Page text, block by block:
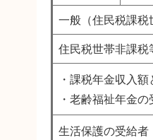
一般（住民税課税
住民税世帯非課税
・課税年金収入
・老齢福祉年金
生活保護の受給者